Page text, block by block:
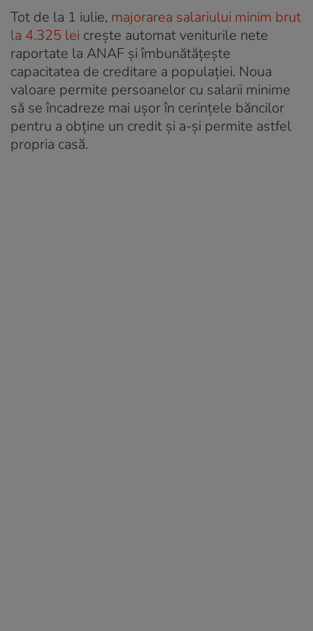
Tot de la 1 iulie, majorarea salariului minim brut
la 4.325 lei crește automat veniturile nete
raportate la ANAF și îmbunătățește
capacitatea de creditare a populației. Noua
valoare permite persoanelor cu salarii minime
să se încadreze mai ușor în cerințele băncilor
pentru a obține un credit și a-și permite astfel
propria casă.